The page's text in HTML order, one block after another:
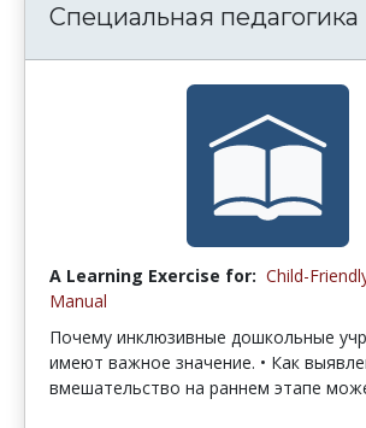
Специальная педагогика
A Learning Exercise for: Child-
Manual
Почему инклюзивные дошкольные
имеют важное значение. • Как
вмешательство на раннем этапе